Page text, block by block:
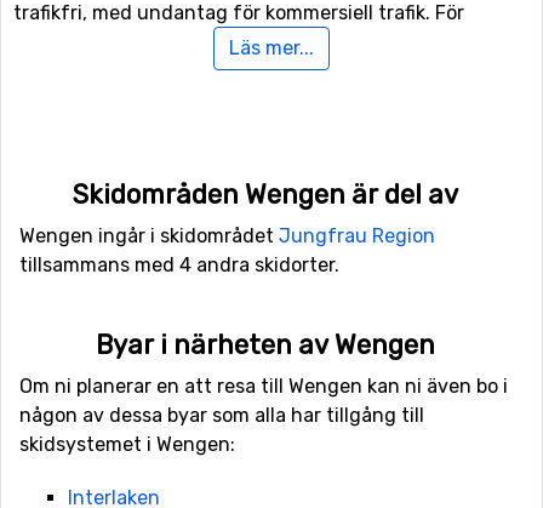
trafikfri, med undantag för kommersiell trafik. För
barnfamiljer finns det ett antal barnbackar som är
väldigt enkla, och utan avstickande leder. Där kan du
Många av pisterna i Wengen är utformade för nybörjare.
Det finns även en hel del medelsvåra, men inte så
mycket för den erfarne som söker utmaningar. Totalt
finns det 213 kilometer pist, uppdelad på över 70
att ta dig upp på toppen kan du välja mellan runt 30
olika liftar som kan ta dig vart du vill inom området.
Rälsburna fordon är det som gäller
många sätt. Under vintern så går det bara att ta sig upp
Läs mer...
Skidområden Wengen är del av
Wengen ingår i skidområdet Jungfrau Region
tillsammans med 4 andra skidorter.
Byar i närheten av Wengen
Om ni planerar en att resa till Wengen kan ni även bo i
någon av dessa byar som alla har tillgång till
skidsystemet i Wengen:
Interlaken